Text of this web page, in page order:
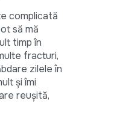
complicată
să mă
timp în
fracturi,
zilele în
și îmi
reușită,